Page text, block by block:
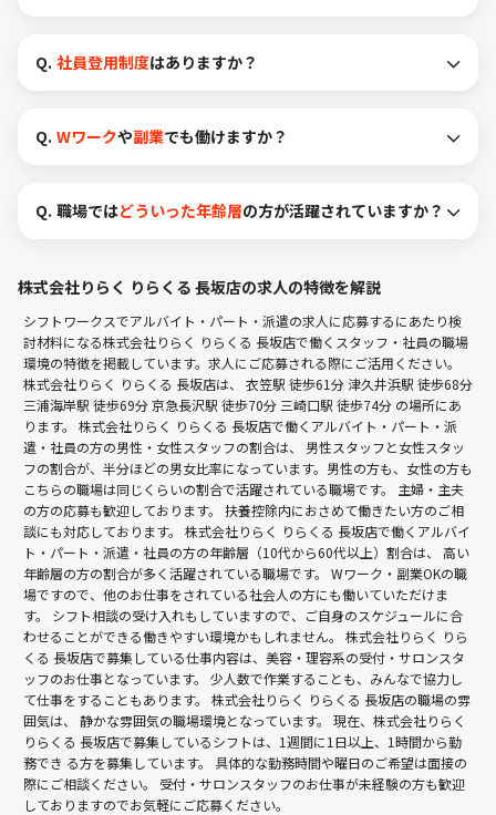
Q. 社員登用制度はありますか？
Q. Wワークや副業でも働けますか？
Q. 職場ではどういった年齢層の方が活躍されていますか？
株式会社りらく りらくる 長坂店の求人の特徴を解説
シフトワークスでアルバイト・パート・派遣の求人に応募するにあたり検
討材料になる株式会社りらく りらくる 長坂店で働くスタッフ・社員の職場
環境の特徴を掲載しています。求人にご応募される際にご活用ください。
株式会社りらく りらくる 長坂店は、 衣笠駅 徒歩61分 津久井浜駅 徒歩68分
三浦海岸駅 徒歩69分京急長沢駅 徒歩70分 三崎口駅 徒歩74分 の場所にあ
ります。 株式会社りらく りらくる 長坂店で働くアルバイト・パート・派
遣・社員の方の男性・女性スタッフの割合は、 男性スタッフと女性スタッ
フの割合が、半分ほどの男女比率になっています。男性の方も、女性の方も
こちらの職場は同じくらいの割合で活躍されている職場です。 主婦・主夫
の方の応募も歓迎しております。 扶養控除内におさめて働きたい方のご相
談にも対応しております。 株式会社りらく りらくる 長坂店で働くアルバイ
ト・パート・派遣・社員の方の年齢層（10代から60代以上）割合は、 高い
年齢層の方の割合が多く活躍されている職場です。 Wワーク・副業OKの職
場ですので、他のお仕事をされている社会人の方にも働いていただけま
す。 シフト相談の受け入れもしていますので、ご自身のスケジュールに合
わせることができる働きやすい環境かもしれません。 株式会社りらく りら
くる 長坂店で募集している仕事内容は、美容・理容系の受付・サロンスタ
ッフのお仕事となっています。 少人数で作業することも、みんなで協力し
て仕事をすることもあります。 株式会社りらく りらくる 長坂店の職場の雰
囲気は、 静かな雰囲気の職場環境となっています。 現在、株式会社りらく
りらくる 長坂店で募集しているシフトは、1週間に1日以上、1時間から勤
務でき る方を募集しています。 具体的な勤務時間や曜日のご希望は面接の
際にご相談ください。 受付・サロンスタッフのお仕事が未経験の方も歓迎
しておりますのでお気軽にご応募ください。